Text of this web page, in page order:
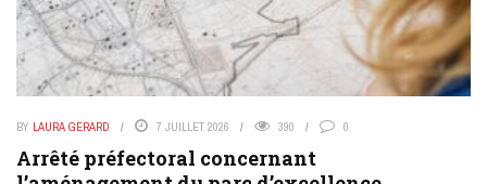
BY LAURA GERARD 7 JUILLET 2026 390 0
Arrêté préfectoral concernant